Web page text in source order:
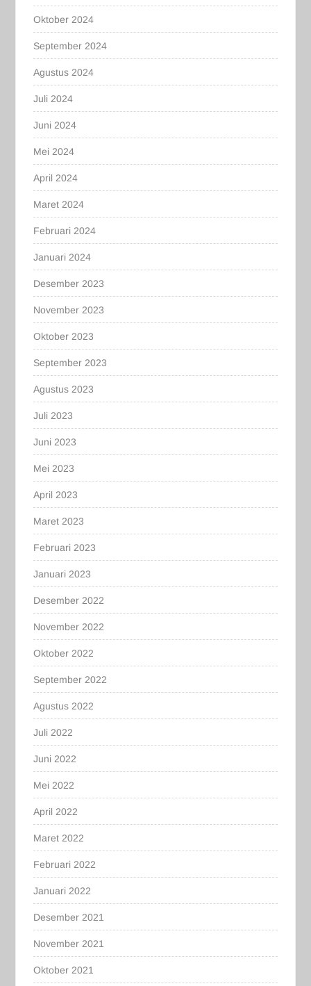
Oktober 2024
September 2024
Agustus 2024
Juli 2024
Juni 2024
Mei 2024
April 2024
Maret 2024
Februari 2024
Januari 2024
Desember 2023
November 2023
Oktober 2023
September 2023
Agustus 2023
Juli 2023
Juni 2023
Mei 2023
April 2023
Maret 2023
Februari 2023
Januari 2023
Desember 2022
November 2022
Oktober 2022
September 2022
Agustus 2022
Juli 2022
Juni 2022
Mei 2022
April 2022
Maret 2022
Februari 2022
Januari 2022
Desember 2021
November 2021
Oktober 2021